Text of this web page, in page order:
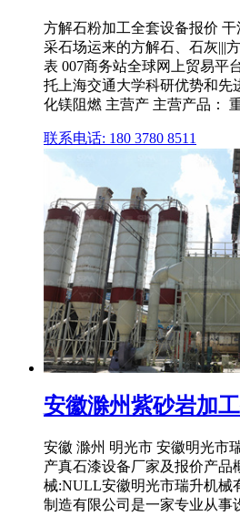
方解石粉加工全套设备报价
采石场运来的方解石、石灰|||
表 007商务站全球网上贸易平
托上海交通大学科研优势和先
化镁阻燃 主营产 主营产品：
联系电话: 180 3780 8511
安徽滁州紫砂岩加
安徽 滁州 明光市 安徽明光市
产真石漆设备厂家及报价产品
械:NULL安徽明光市瑞升机械
制造有限公司是一家专业从事